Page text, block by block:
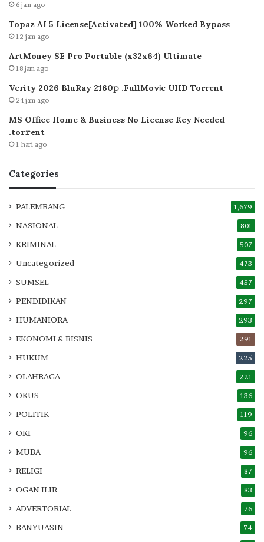
6 jam ago
Topaz AI 5 License[Activated] 100% Worked Bypass
12 jam ago
ArtMoney SE Pro Portable (x32x64) Ultimate
18 jam ago
Verity 2026 BluRay 2160𝚙 .FullMov𝗂e UHD Torrent
24 jam ago
MS Office Home & Business No License Key Needed
.tоr𝚛еnt
1 hari ago
Categories
PALEMBANG 1,679
NASIONAL 801
KRIMINAL 507
Uncategorized 473
SUMSEL 457
PENDIDIKAN 297
HUMANIORA 293
EKONOMI & BISNIS 291
HUKUM 225
OLAHRAGA 221
OKUS 136
POLITIK 119
OKI 96
MUBA 96
RELIGI 87
OGAN ILIR 83
ADVERTORIAL 76
BANYUASIN 74